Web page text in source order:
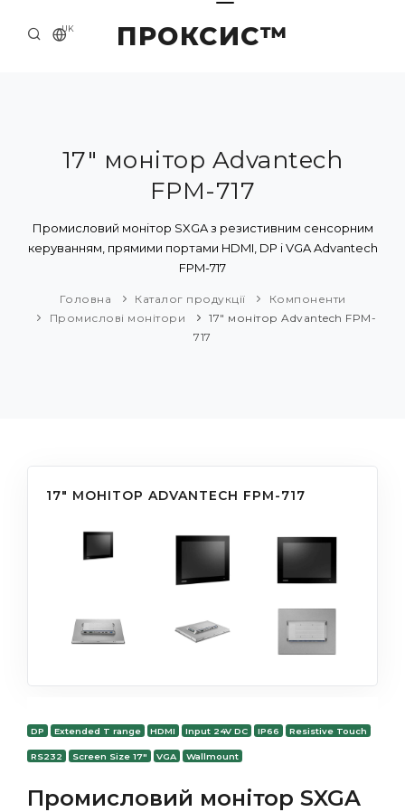
ПРОКСИС™
UK
ПРО НАС
ПРИКЛАДИ ТА РІШЕННЯ
КАТАЛОГ ПРОДУКЦІЇ
17" монітор Advantech
FPM-717
Промисловий монітор SXGA з резистивним сенсорним
керуванням, прямими портами HDMI, DP і VGA Advantech
FPM-717
Головна Каталог продукції
Компоненти
Промислові монітори
17" монітор Advantech FPM-
717
17" МОНІТОР ADVANTECH FPM-717
DP Extended T range HDMI Input 24V DC IP66 Resistive Touch
RS232 Screen Size 17" VGA Wallmount
Промисловий монітор SXGA